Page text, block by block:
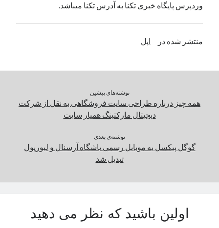
وردپرس پایگاه خبری تکنا به آدرس تکنا میباشد.
منتشر شده در اپل
نوشته‌های پیشین
همه چیز درباره طراحی سایت فروشگاهی به نقل از شرکت
دیجیتال مارکتینگ همیار سایت
نوشته‌ی بعدی
گوگل پیکسل به موبایل رسمی باشگاه آرسنال و لیورپول
تبدیل شد
اولین باشید که نظر می دهید